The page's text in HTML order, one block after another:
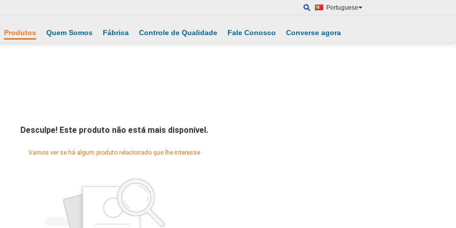
Portuguese
Produtos Quem Somos Fábrica Controle de Qualidade Fale Conosco Converse agora
Desculpe! Este produto não está mais disponível.
Vamos ver se há algum produto relacionado que lhe interesse